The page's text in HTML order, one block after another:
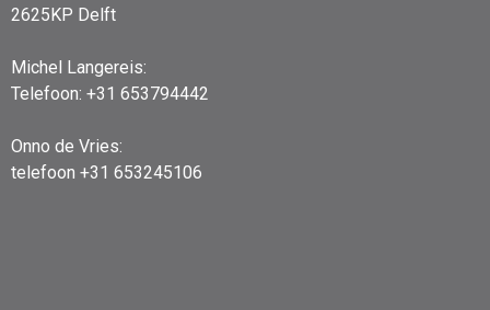
2625KP Delft
Michel Langereis:
Telefoon: +31 653794442
Onno de Vries:
telefoon +31 653245106